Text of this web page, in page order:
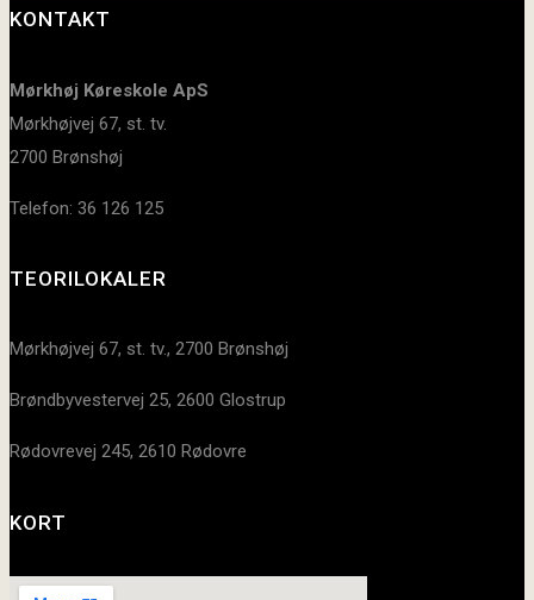
KONTAKT
Mørkhøj Køreskole ApS
Mørkhøjvej 67, st. tv.
2700 Brønshøj
Telefon: 36 126 125
TEORILOKALER
Mørkhøjvej 67, st. tv., 2700 Brønshøj
Brøndbyvestervej 25, 2600 Glostrup
Rødovrevej 245, 2610 Rødovre
KORT